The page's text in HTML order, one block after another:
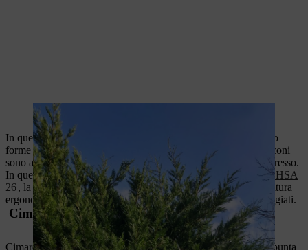
La potatura dei cipressi richiede attenzione.
In questo modo si possono potare anche piante singole creando
forme artistiche: le cosiddette topiarie. Sfere, nuvole, spirali e coni
sono alcune delle forme più comuni in cui si può tagliare il cipresso.
In questo caso utilizzare un rifinitore portatile come lo
STIHL HSA
26, la cui lunghezza di taglio ridotta, combinata con l'impugnatura
ergonomica e gommata, è ideale per tagli precisi e particolareggiati.
Cimare i cipressi
Cimare i cipressi influisce sul loro successivo sviluppo. Nella punta